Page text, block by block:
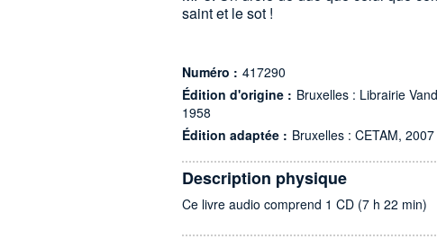
saint et le sot !
Numéro : 417290
Édition d'origine : Bruxelles : Librairie
1958
Édition adaptée : Bruxelles : CETAM, 2007
Description physique
Ce livre audio comprend 1 CD (7 h 22 min)